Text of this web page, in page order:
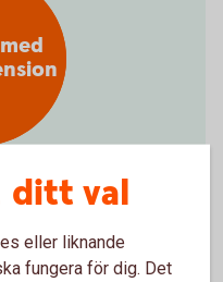
och få en bättre
ditt val
eller liknande
fungera för dig. Det